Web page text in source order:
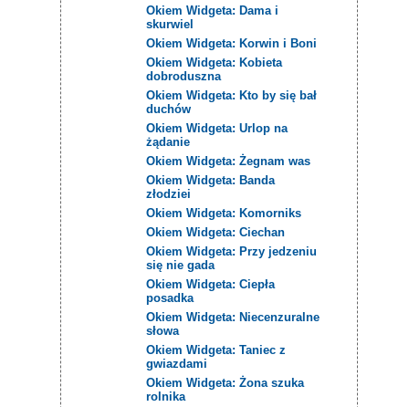
Okiem Widgeta: Dama i
skurwiel
Okiem Widgeta: Korwin i Boni
Okiem Widgeta: Kobieta
dobroduszna
Okiem Widgeta: Kto by się bał
duchów
Okiem Widgeta: Urlop na
żądanie
Okiem Widgeta: Żegnam was
Okiem Widgeta: Banda
złodziei
Okiem Widgeta: Komorniks
Okiem Widgeta: Ciechan
Okiem Widgeta: Przy jedzeniu
się nie gada
Okiem Widgeta: Ciepła
posadka
Okiem Widgeta: Niecenzuralne
słowa
Okiem Widgeta: Taniec z
gwiazdami
Okiem Widgeta: Żona szuka
rolnika